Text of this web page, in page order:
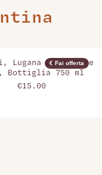
€ Fai offerta
Lugana Le Quaiare
Bottiglia 750 ml
€15.00